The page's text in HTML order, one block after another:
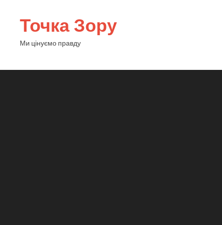
Точка Зору
Ми цінуємо правду